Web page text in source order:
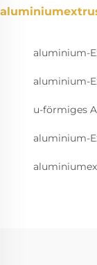
aluminium-
aluminium-
u-förmiges
aluminium-